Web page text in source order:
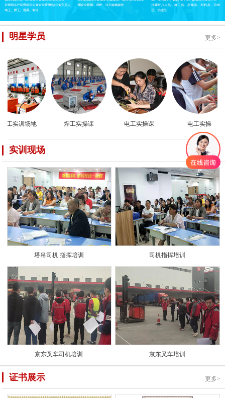
明星学员 更多>
工实训场地 焊工实操课 电工实操课 电工实操
实训现场 更多>
塔吊司机 指挥培训 司机指挥培训
京东叉车司机培训 京东叉车培训
证书展示 更多>